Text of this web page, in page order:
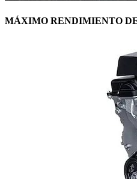
MÁXIMO RENDIMIENTO